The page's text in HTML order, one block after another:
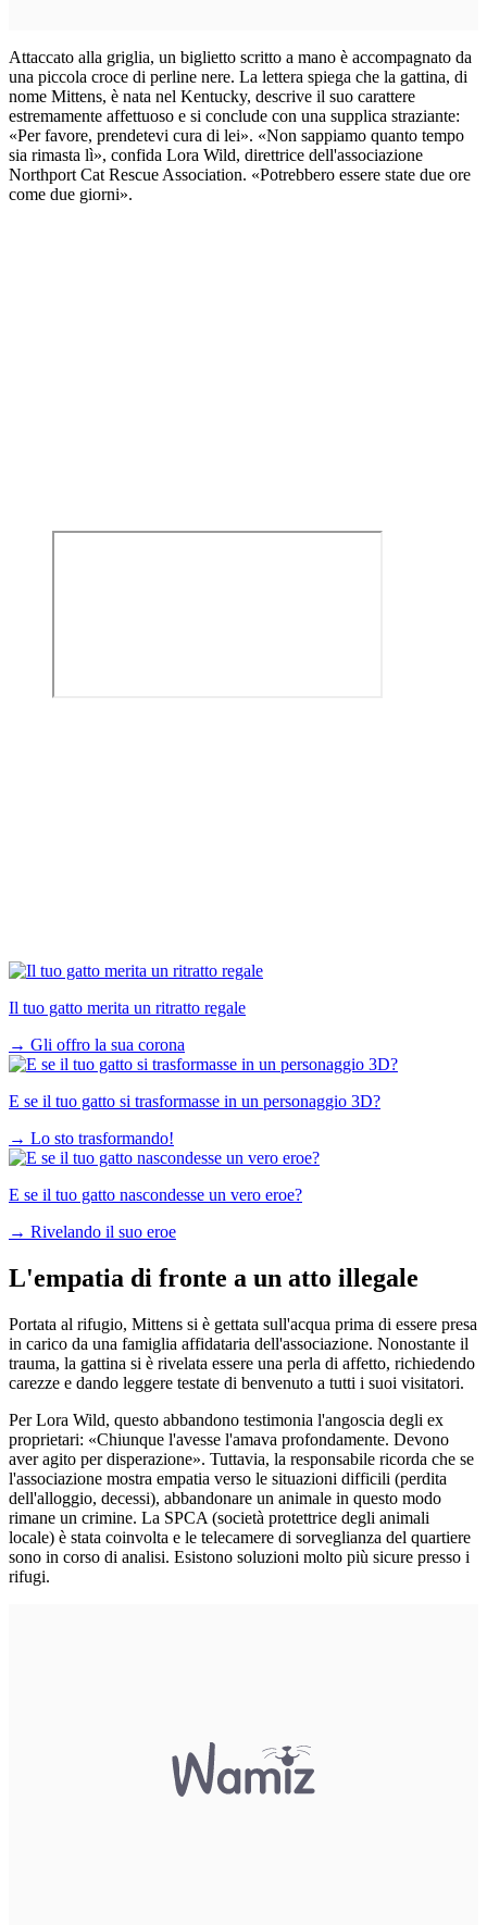
Attaccato alla griglia, un biglietto scritto a mano è accompagnato da
una piccola croce di perline nere. La lettera spiega che la gattina, di
nome Mittens, è nata nel Kentucky, descrive il suo carattere
estremamente affettuoso e si conclude con una supplica straziante:
«Per favore, prendetevi cura di lei». «Non sappiamo quanto tempo
sia rimasta lì», confida Lora Wild, direttrice dell'associazione
Northport Cat Rescue Association. «Potrebbero essere state due ore
come due giorni».
Il tuo gatto merita un ritratto regale
→ Gli offro la sua corona
E se il tuo gatto si trasformasse in un personaggio 3D?
→ Lo sto trasformando!
E se il tuo gatto nascondesse un vero eroe?
→ Rivelando il suo eroe
L'empatia di fronte a un atto illegale
Portata al rifugio, Mittens si è gettata sull'acqua prima di essere presa
in carico da una famiglia affidataria dell'associazione. Nonostante il
trauma, la gattina si è rivelata essere una perla di affetto, richiedendo
carezze e dando leggere testate di benvenuto a tutti i suoi visitatori.
Per Lora Wild, questo abbandono testimonia l'angoscia degli ex
proprietari: «Chiunque l'avesse l'amava profondamente. Devono
aver agito per disperazione». Tuttavia, la responsabile ricorda che se
l'associazione mostra empatia verso le situazioni difficili (perdita
dell'alloggio, decessi), abbandonare un animale in questo modo
rimane un crimine. La SPCA (società protettrice degli animali
locale) è stata coinvolta e le telecamere di sorveglianza del quartiere
sono in corso di analisi. Esistono soluzioni molto più sicure presso i
rifugi.